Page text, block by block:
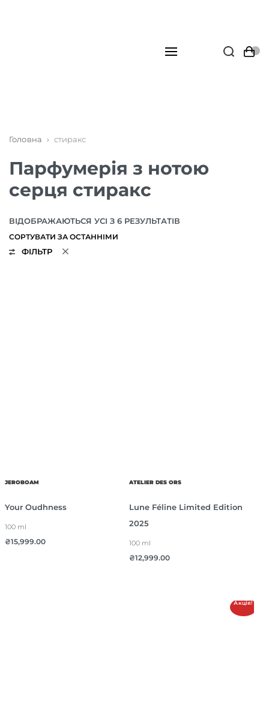
Головна › стиракс
Парфумерія з нотою
серця стиракс
ВІДОБРАЖАЮТЬСЯ УСІ З 6 РЕЗУЛЬТАТІВ
ФІЛЬТР
JEROBOAM
Your Oudhness
100 ml
₴15,999.00
ATELIER DES ORS
Lune Féline Limited Edition
2025
100 ml
₴12,999.00
Акція!